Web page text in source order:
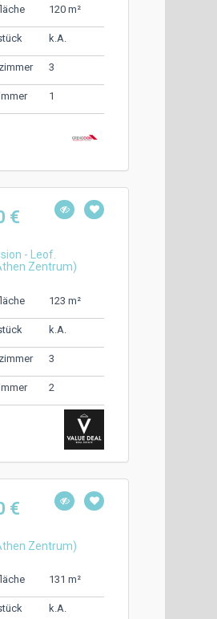
120 m²
k.A.
3
1
€
- Leof.
Zentrum)
123 m²
k.A.
3
2
€
Zentrum)
131 m²
k.A.